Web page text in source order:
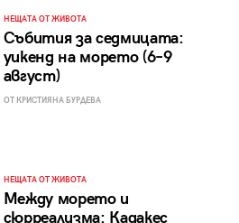
НЕЩАТА ОТ ЖИВОТА
Събития за седмицата:
уикенд на морето (6–9
август)
ОТ КРИСТИЯНА БУРДЕВА
НЕЩАТА ОТ ЖИВОТА
Между морето и
сюрреализма: Кадакес